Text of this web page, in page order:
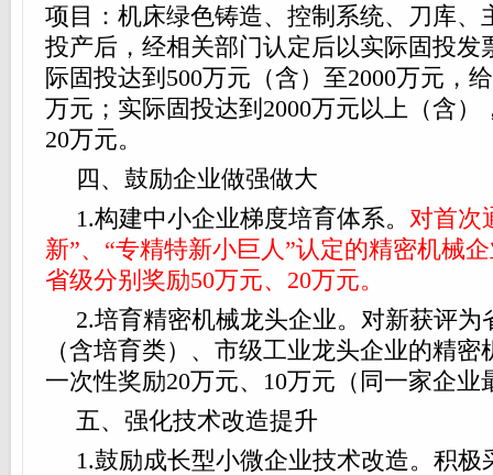
项目：机床绿色铸造、控制系统、刀库、
投产后，经相关部门认定后以实际固投发
际固投达到500万元（含）至2000万元，
万元；实际固投达到2000万元以上（含）
20万元。
四、鼓励企业做强做大
1.构建中小企业梯度培育体系。 对首次
新”、“专精特新小巨人”认定的精密机械
省级分别奖励50万元、20万元。
2.培育精密机械龙头企业。对新获评为
（含培育类）、市级工业龙头企业的精
一次性奖励20万元、10万元（同一家企业
五、强化技术改造提升
1.鼓励成长型小微企业技术改造。积极